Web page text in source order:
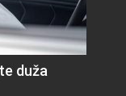
duža